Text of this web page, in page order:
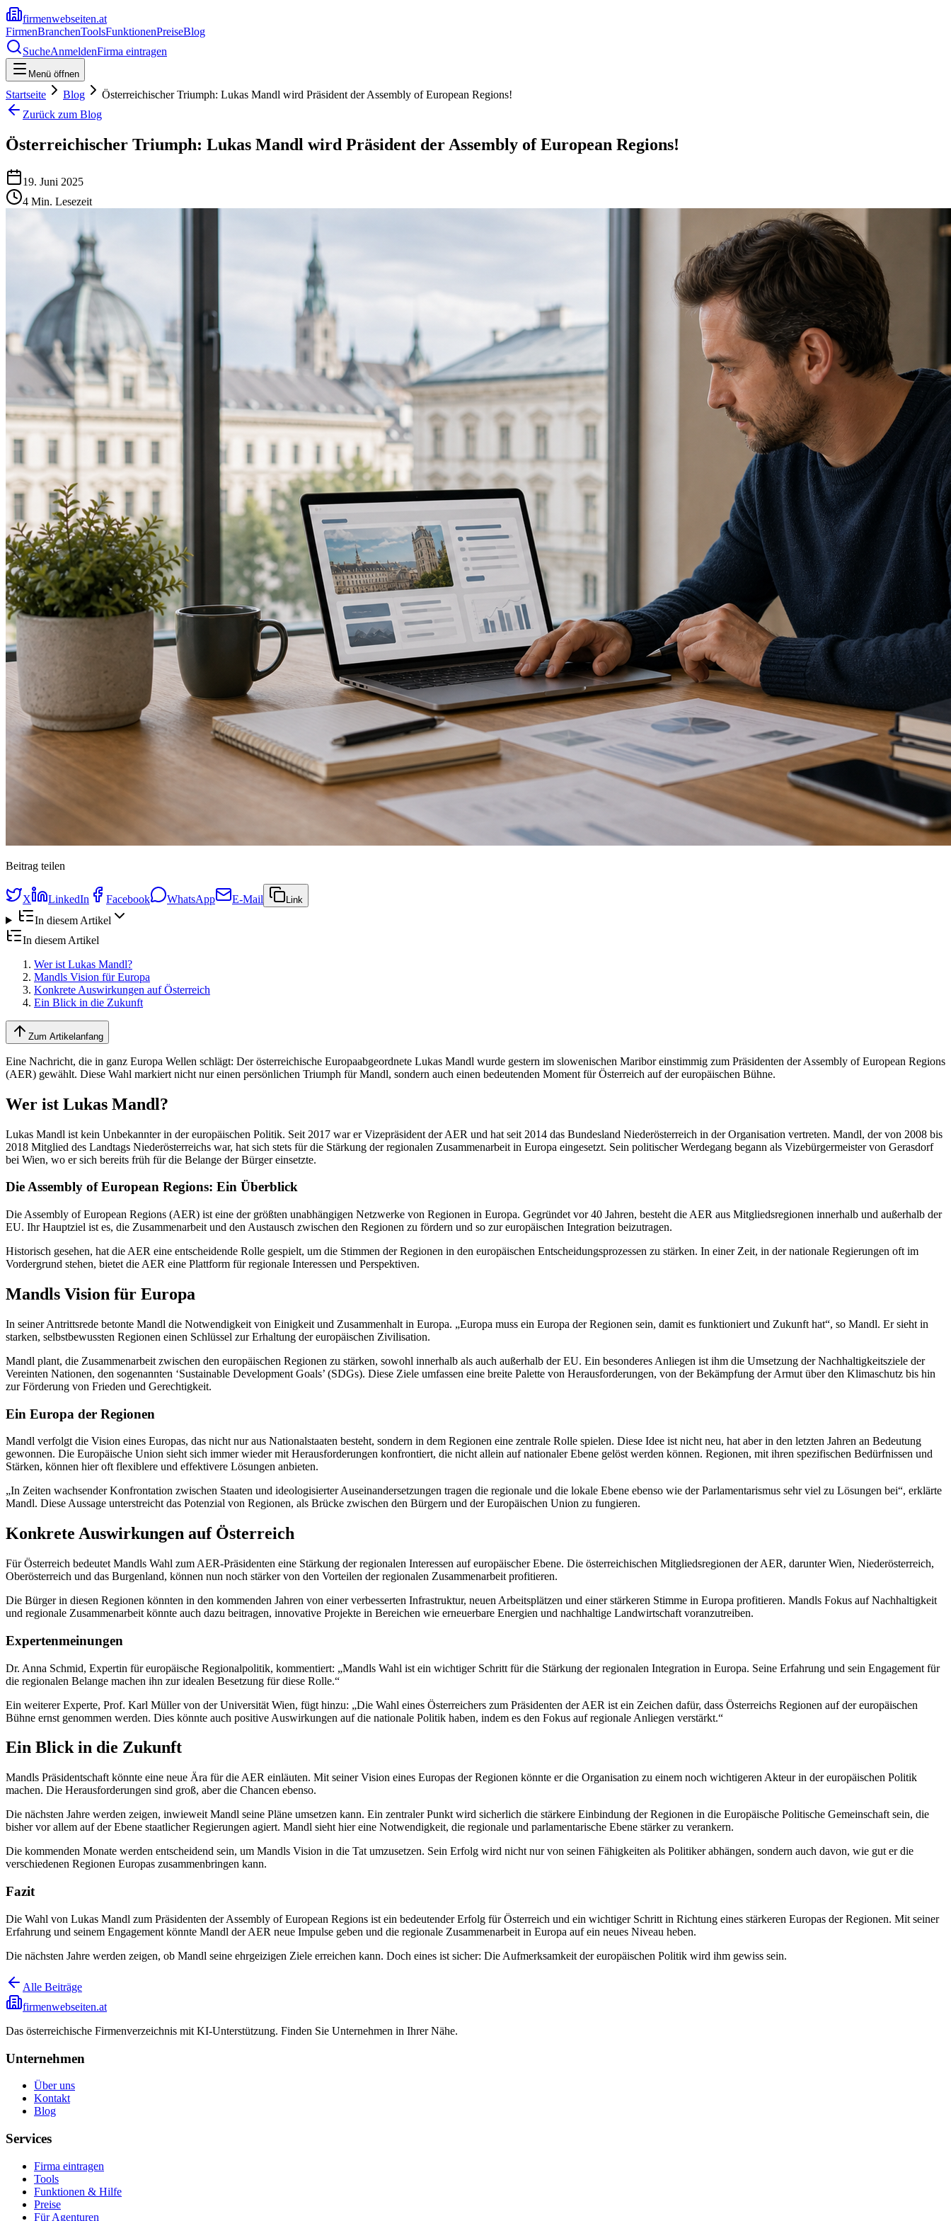
firmenwebseiten.at
FirmenBranchenToolsFunktionenPreiseBlog
SucheAnmeldenFirma eintragen
Menü öffnen
Startseite Blog
Österreichischer Triumph: Lukas Mandl wird Präsident der Assembly of European Regions!
Zurück zum Blog
Österreichischer Triumph: Lukas Mandl wird Präsident der Assembly of European Regions!
19. Juni 2025
4 Min. Lesezeit
Beitrag teilen
X LinkedIn Facebook WhatsApp E-Mail Link
In diesem Artikel
In diesem Artikel
Wer ist Lukas Mandl?
Mandls Vision für Europa
Konkrete Auswirkungen auf Österreich
Ein Blick in die Zukunft
Zum Artikelanfang
Eine Nachricht, die in ganz Europa Wellen schlägt: Der österreichische Europaabgeordnete Lukas Mandl wurde gestern im slowenischen Maribor einstimmig zum Präsidenten der Assembly of European Regions
(AER) gewählt. Diese Wahl markiert nicht nur einen persönlichen Triumph für Mandl, sondern auch einen bedeutenden Moment für Österreich auf der europäischen Bühne.
Wer ist Lukas Mandl?
Lukas Mandl ist kein Unbekannter in der europäischen Politik. Seit 2017 war er Vizepräsident der AER und hat seit 2014 das Bundesland Niederösterreich in der Organisation vertreten. Mandl, der von 2008 bis
2018 Mitglied des Landtags Niederösterreichs war, hat sich stets für die Stärkung der regionalen Zusammenarbeit in Europa eingesetzt. Sein politischer Werdegang begann als Vizebürgermeister von Gerasdorf
bei Wien, wo er sich bereits früh für die Belange der Bürger einsetzte.
Die Assembly of European Regions: Ein Überblick
Die Assembly of European Regions (AER) ist eine der größten unabhängigen Netzwerke von Regionen in Europa. Gegründet vor 40 Jahren, besteht die AER aus Mitgliedsregionen innerhalb und außerhalb der
EU. Ihr Hauptziel ist es, die Zusammenarbeit und den Austausch zwischen den Regionen zu fördern und so zur europäischen Integration beizutragen.
Historisch gesehen, hat die AER eine entscheidende Rolle gespielt, um die Stimmen der Regionen in den europäischen Entscheidungsprozessen zu stärken. In einer Zeit, in der nationale Regierungen oft im
Vordergrund stehen, bietet die AER eine Plattform für regionale Interessen und Perspektiven.
Mandls Vision für Europa
In seiner Antrittsrede betonte Mandl die Notwendigkeit von Einigkeit und Zusammenhalt in Europa. „Europa muss ein Europa der Regionen sein, damit es funktioniert und Zukunft hat“, so Mandl. Er sieht in
starken, selbstbewussten Regionen einen Schlüssel zur Erhaltung der europäischen Zivilisation.
Mandl plant, die Zusammenarbeit zwischen den europäischen Regionen zu stärken, sowohl innerhalb als auch außerhalb der EU. Ein besonderes Anliegen ist ihm die Umsetzung der Nachhaltigkeitsziele der
Vereinten Nationen, den sogenannten ‘Sustainable Development Goals’ (SDGs). Diese Ziele umfassen eine breite Palette von Herausforderungen, von der Bekämpfung der Armut über den Klimaschutz bis hin
zur Förderung von Frieden und Gerechtigkeit.
Ein Europa der Regionen
Mandl verfolgt die Vision eines Europas, das nicht nur aus Nationalstaaten besteht, sondern in dem Regionen eine zentrale Rolle spielen. Diese Idee ist nicht neu, hat aber in den letzten Jahren an Bedeutung
gewonnen. Die Europäische Union sieht sich immer wieder mit Herausforderungen konfrontiert, die nicht allein auf nationaler Ebene gelöst werden können. Regionen, mit ihren spezifischen Bedürfnissen und
Stärken, können hier oft flexiblere und effektivere Lösungen anbieten.
„In Zeiten wachsender Konfrontation zwischen Staaten und ideologisierter Auseinandersetzungen tragen die regionale und die lokale Ebene ebenso wie der Parlamentarismus sehr viel zu Lösungen bei“, erklärte
Mandl. Diese Aussage unterstreicht das Potenzial von Regionen, als Brücke zwischen den Bürgern und der Europäischen Union zu fungieren.
Konkrete Auswirkungen auf Österreich
Für Österreich bedeutet Mandls Wahl zum AER-Präsidenten eine Stärkung der regionalen Interessen auf europäischer Ebene. Die österreichischen Mitgliedsregionen der AER, darunter Wien, Niederösterreich,
Oberösterreich und das Burgenland, können nun noch stärker von den Vorteilen der regionalen Zusammenarbeit profitieren.
Die Bürger in diesen Regionen könnten in den kommenden Jahren von einer verbesserten Infrastruktur, neuen Arbeitsplätzen und einer stärkeren Stimme in Europa profitieren. Mandls Fokus auf Nachhaltigkeit
und regionale Zusammenarbeit könnte auch dazu beitragen, innovative Projekte in Bereichen wie erneuerbare Energien und nachhaltige Landwirtschaft voranzutreiben.
Expertenmeinungen
Dr. Anna Schmid, Expertin für europäische Regionalpolitik, kommentiert: „Mandls Wahl ist ein wichtiger Schritt für die Stärkung der regionalen Integration in Europa. Seine Erfahrung und sein Engagement für
die regionalen Belange machen ihn zur idealen Besetzung für diese Rolle.“
Ein weiterer Experte, Prof. Karl Müller von der Universität Wien, fügt hinzu: „Die Wahl eines Österreichers zum Präsidenten der AER ist ein Zeichen dafür, dass Österreichs Regionen auf der europäischen
Bühne ernst genommen werden. Dies könnte auch positive Auswirkungen auf die nationale Politik haben, indem es den Fokus auf regionale Anliegen verstärkt.“
Ein Blick in die Zukunft
Mandls Präsidentschaft könnte eine neue Ära für die AER einläuten. Mit seiner Vision eines Europas der Regionen könnte er die Organisation zu einem noch wichtigeren Akteur in der europäischen Politik
machen. Die Herausforderungen sind groß, aber die Chancen ebenso.
Die nächsten Jahre werden zeigen, inwieweit Mandl seine Pläne umsetzen kann. Ein zentraler Punkt wird sicherlich die stärkere Einbindung der Regionen in die Europäische Politische Gemeinschaft sein, die
bisher vor allem auf der Ebene staatlicher Regierungen agiert. Mandl sieht hier eine Notwendigkeit, die regionale und parlamentarische Ebene stärker zu verankern.
Die kommenden Monate werden entscheidend sein, um Mandls Vision in die Tat umzusetzen. Sein Erfolg wird nicht nur von seinen Fähigkeiten als Politiker abhängen, sondern auch davon, wie gut er die
verschiedenen Regionen Europas zusammenbringen kann.
Fazit
Die Wahl von Lukas Mandl zum Präsidenten der Assembly of European Regions ist ein bedeutender Erfolg für Österreich und ein wichtiger Schritt in Richtung eines stärkeren Europas der Regionen. Mit seiner
Erfahrung und seinem Engagement könnte Mandl der AER neue Impulse geben und die regionale Zusammenarbeit in Europa auf ein neues Niveau heben.
Die nächsten Jahre werden zeigen, ob Mandl seine ehrgeizigen Ziele erreichen kann. Doch eines ist sicher: Die Aufmerksamkeit der europäischen Politik wird ihm gewiss sein.
Alle Beiträge
firmenwebseiten.at
Das österreichische Firmenverzeichnis mit KI-Unterstützung. Finden Sie Unternehmen in Ihrer Nähe.
Unternehmen
Über uns
Kontakt
Blog
Services
Firma eintragen
Tools
Funktionen & Hilfe
Preise
Für Agenturen